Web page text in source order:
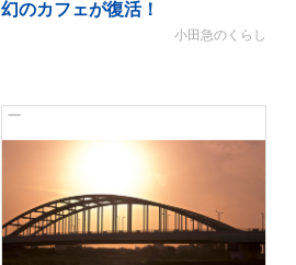
幻のカフェが復活！
小田急のくらし